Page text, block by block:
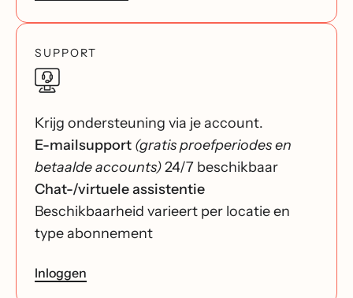
SUPPORT
Krijg ondersteuning via je account.
E-mailsupport (gratis proefperiodes en
betaalde accounts)24/7 beschikbaar
Chat-/virtuele assistentie
Beschikbaarheid varieert per locatie en
type abonnement
Inloggen